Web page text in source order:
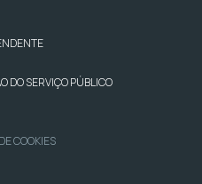
DO SERVIÇO PÚBLICO
COOKIES